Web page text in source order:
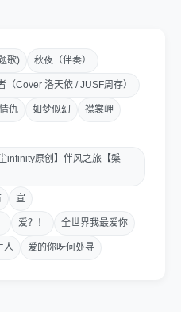
歌) 秋夜（伴奏）
（Cover 洛天依 / JUSF周存）
仇 如梦似幻 襟裳岬
infinity原创】伴风之旅【槃
宣
爱？！ 全世界我最爱你
人 爱的你呀何处寻